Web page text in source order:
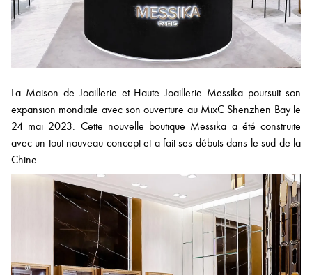
La Maison de Joaillerie et Haute Joaillerie Messika poursuit son
expansion mondiale avec son ouverture au MixC Shenzhen Bay le
24 mai 2023. Cette nouvelle boutique Messika a été construite
avec un tout nouveau concept et a fait ses débuts dans le sud de la
Chine.